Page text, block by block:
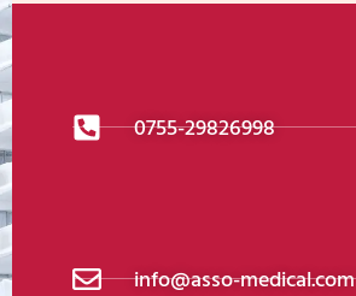
0755-29826998
info@asso-medical.com